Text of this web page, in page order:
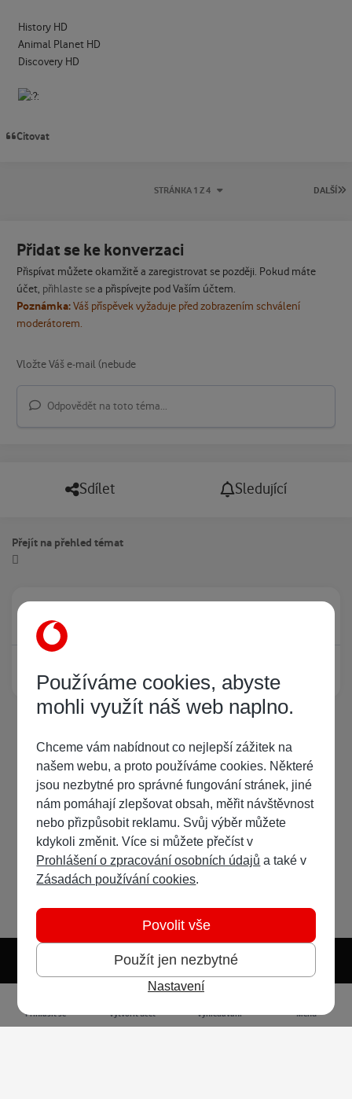
History HD
Animal Planet HD
Discovery HD
Citovat
DALŠÍ
STRÁNKA 1 Z 4
Přidat se ke konverzaci
Přispívat můžete okamžitě a zaregistrovat se později. Pokud máte
účet, přihlaste sea přispívejte pod Vaším účtem.
Poznámka:Váš příspěvek vyžaduje před zobrazením schválení
moderátorem.
Odpovědět na toto téma...
Sdílet Sledující
Přejít na přehled témat
Právě prohlíží tuto stránku
Žádný registrovaný uživatel si neprohlíží tuto stránku
Světlý režim Předvolba systému
Přihlásit se Vytvořit účet Vyhledávání Menu
Používáme cookies, abyste
mohli využít náš web naplno.
Chceme vám nabídnout co nejlepší zážitek na
našem webu, a proto používáme cookies. Některé
jsou nezbytné pro správné fungování stránek, jiné
nám pomáhají zlepšovat obsah, měřit návštěvnost
nebo přizpůsobit reklamu. Svůj výběr můžete
kdykoli změnit. Více si můžete přečíst v
Prohlášení o zpracování osobních údajů a také v
Zásadách používání cookies.
Použít jen nezbytné
Povolit vše
Nastavení